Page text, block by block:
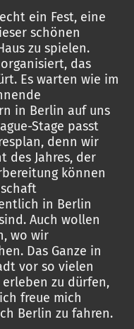
ein Fest, eine
schönen
zu spielen.
das
Es warten wie im
in Berlin auf uns
Stage passt
denn wir
des Jahres, der
können
in Berlin
Auch wollen
wo wir
Das Ganze in
vor so vielen
zu dürfen,
freue mich
Berlin zu fahren.